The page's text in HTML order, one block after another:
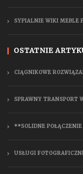
SYPIALNIE WIKI MEBLE
OSTATNIE
CIĄGNIKOWE
SPRAWNY TRANSPORT
**SOLIDNE
USŁUGI